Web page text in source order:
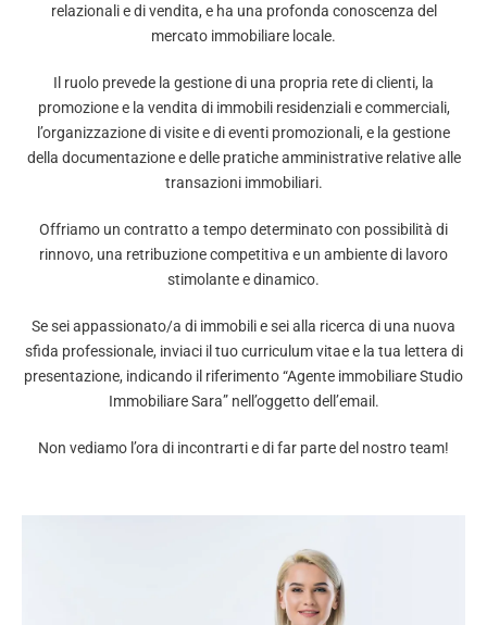
relazionali e di vendita, e ha una profonda conoscenza del
mercato immobiliare locale.
Il ruolo prevede la gestione di una propria rete di clienti, la
promozione e la vendita di immobili residenziali e commerciali,
l’organizzazione di visite e di eventi promozionali, e la gestione
della documentazione e delle pratiche amministrative relative alle
transazioni immobiliari.
Offriamo un contratto a tempo determinato con possibilità di
rinnovo, una retribuzione competitiva e un ambiente di lavoro
stimolante e dinamico.
Se sei appassionato/a di immobili e sei alla ricerca di una nuova
sfida professionale, inviaci il tuo curriculum vitae e la tua lettera di
presentazione, indicando il riferimento “Agente immobiliare Studio
Immobiliare Sara” nell’oggetto dell’email.
Non vediamo l’ora di incontrarti e di far parte del nostro team!